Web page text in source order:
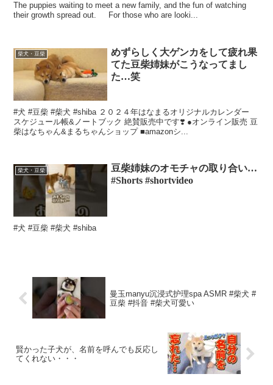
The puppies waiting to meet a new family, and the fun of watching
their growth spread out. ᅠ For those who are looki...
柴犬・豆柴
めずらしく大ゲンカをして疲れ果
てた豆柴姉妹がこうなってまし
た…笑
#犬 #豆柴 #柴犬 #shiba ２０２４年はなまるオリジナルカレンダー
スケジュール帳&ノートブック 絶賛販売中です❣️ ●オンライン販売 豆
柴はなちゃん&まるちゃんショップ ■amazonシ...
柴犬・豆柴
豆柴姉妹のオモチャの取り合い…
#Shorts #shortvideo
#犬 #豆柴 #柴犬 #shiba
曼玉manyu沉浸式护理spa ASMR #柴犬 #
豆柴 #抖音 #柴犬可愛い
賢かった子犬が、名前を呼んでも反応し
てくれない・・・